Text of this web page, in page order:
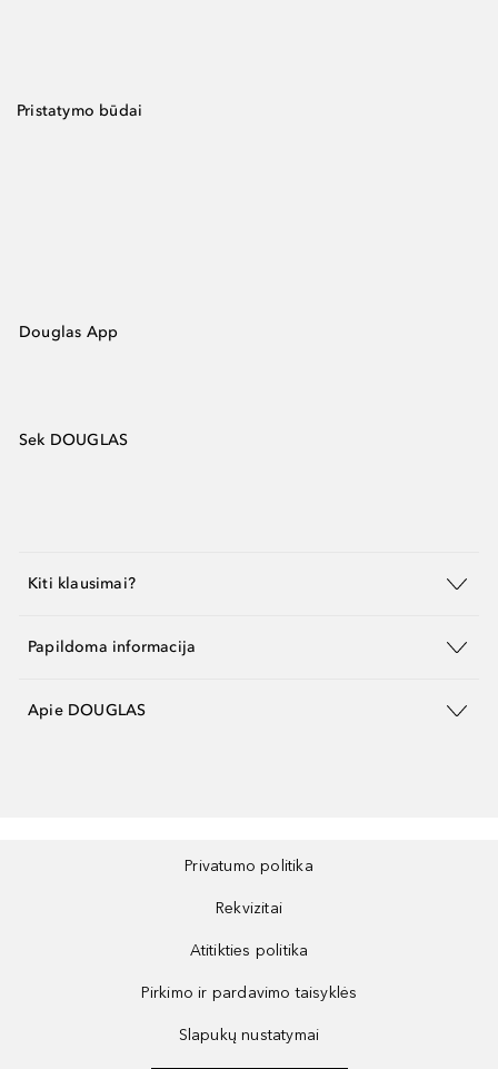
Pristatymo būdai
Douglas App
Sek DOUGLAS
Kiti klausimai?
Papildoma informacija
Apie DOUGLAS
Privatumo politika
Rekvizitai
Atitikties politika
Pirkimo ir pardavimo taisyklės
Slapukų nustatymai